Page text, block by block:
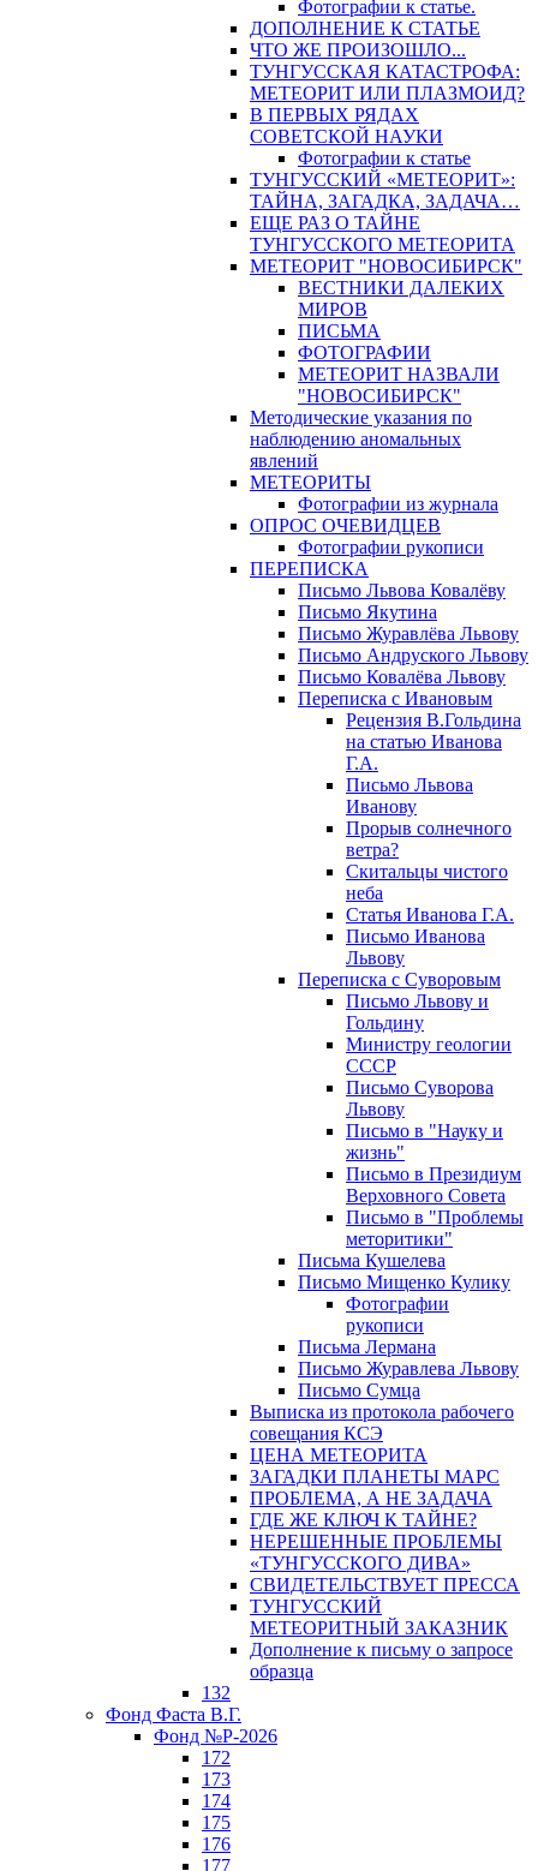
Фотографии к статье.
ДОПОЛНЕНИЕ К СТАТЬЕ
ЧТО ЖЕ ПРОИЗОШЛО...
ТУНГУССКАЯ КАТАСТРОФА:
МЕТЕОРИТ ИЛИ ПЛАЗМОИД?
В ПЕРВЫХ РЯДАХ
СОВЕТСКОЙ НАУКИ
Фотографии к статье
ТУНГУССКИЙ «МЕТЕОРИТ»:
ТАЙНА, ЗАГАДКА, ЗАДАЧА…
ЕЩЕ РАЗ О ТАЙНЕ
ТУНГУССКОГО МЕТЕОРИТА
МЕТЕОРИТ "НОВОСИБИРСК"
ВЕСТНИКИ ДАЛЕКИХ
МИРОВ
ПИСЬМА
ФОТОГРАФИИ
МЕТЕОРИТ НАЗВАЛИ
"НОВОСИБИРСК"
Методические указания по
наблюдению аномальных
явлений
МЕТЕОРИТЫ
Фотографии из журнала
ОПРОС ОЧЕВИДЦЕВ
Фотографии рукописи
ПЕРЕПИСКА
Письмо Львова Ковалёву
Письмо Якутина
Письмо Журавлёва Львову
Письмо Андруского Львову
Письмо Ковалёва Львову
Переписка с Ивановым
Рецензия В.Гольдина
на статью Иванова
Г.А.
Письмо Львова
Иванову
Прорыв солнечного
ветра?
Скитальцы чистого
неба
Статья Иванова Г.А.
Письмо Иванова
Львову
Переписка с Суворовым
Письмо Львову и
Гольдину
Министру геологии
СССР
Письмо Суворова
Львову
Письмо в "Науку и
жизнь"
Письмо в Президиум
Верховного Совета
Письмо в "Проблемы
меторитики"
Письма Кушелева
Письмо Мищенко Кулику
Фотографии
рукописи
Письма Лермана
Письмо Журавлева Львову
Письмо Сумца
Выписка из протокола рабочего
совещания КСЭ
ЦЕНА МЕТЕОРИТА
ЗАГАДКИ ПЛАНЕТЫ МАРС
ПРОБЛЕМА, А НЕ ЗАДАЧА
ГДЕ ЖЕ КЛЮЧ К ТАЙНЕ?
НЕРЕШЕННЫЕ ПРОБЛЕМЫ
«ТУНГУССКОГО ДИВА»
СВИДЕТЕЛЬСТВУЕТ ПРЕССА
ТУНГУССКИЙ
МЕТЕОРИТНЫЙ ЗАКАЗНИК
Дополнение к письму о запросе
образца
132
Фонд Фаста В.Г.
Фонд №Р-2026
172
173
174
175
176
177